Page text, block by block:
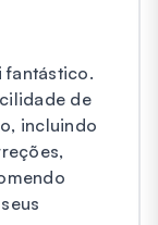
fantástico.
de
incluindo